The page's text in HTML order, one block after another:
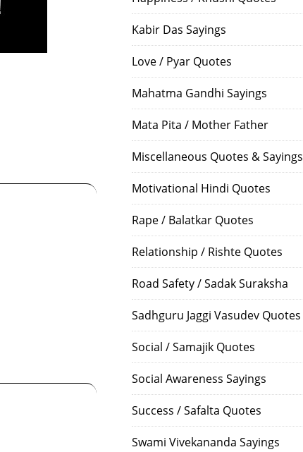
Kabir Das Sayings
Love / Pyar Quotes
Mahatma Gandhi Sayings
Mata Pita / Mother Father
Miscellaneous Quotes & Sayings
Motivational Hindi Quotes
Rape / Balatkar Quotes
Relationship / Rishte Quotes
Road Safety / Sadak Suraksha
Sadhguru Jaggi Vasudev Quotes
Social / Samajik Quotes
Social Awareness Sayings
Success / Safalta Quotes
Swami Vivekananda Sayings